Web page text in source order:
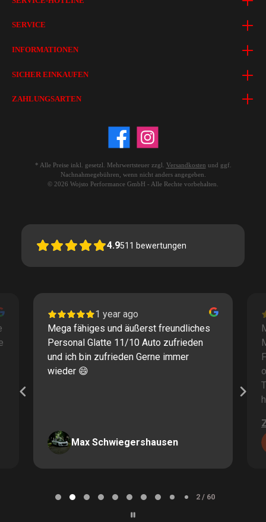
SERVICE
INFORMATIONEN
SICHER EINKAUFEN
ZAHLUNGSARTEN
* Alle Preise inkl. gesetzl. Mehrwertsteuer zzgl. Versandkosten und ggf.
Nachnahmegebühren, wenn nicht anders angegeben.
© 2026 Wojsto Performance GmbH - Alle Rechte vorbehalten.
4.9511 bewertungen
1 year ago
Mega fähiges und äußerst freundliches
Personal Glatte 11/10 Auto zufrieden
und ich bin zufrieden Gerne immer
wieder 😄
Max Schwiegershausen
2 / 60